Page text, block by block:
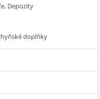
Depozity
doplňky